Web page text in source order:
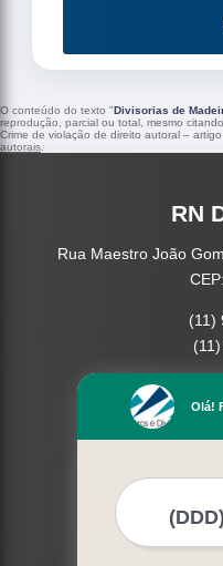
O conteúdo do texto "Divisorias de
reprodução, parcial ou total, mesmo
Crime de violação de direito autoral –
autorais
RN
Rua Maestro João
(11)
Olá!